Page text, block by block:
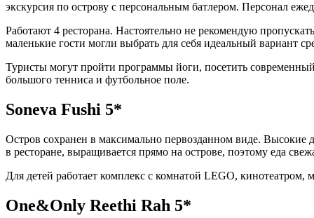
экскурсия по острову с персональным батлером. Персонал
Работают 4 ресторана. Настоятельно не рекомендую
маленькие гости могли выбрать для себя идеальный вариант
Туристы могут пройти программы йоги, посетить
большого тенниса и футбольное поле.
Soneva Fushi 5*
Остров сохранен в максимально первозданном виде. Высокие
в ресторане, выращивается прямо на острове, поэтому еда
Для детей работает комплекс с комнатой LEGO, кинотеатром,
One&Only Reethi Rah 5*